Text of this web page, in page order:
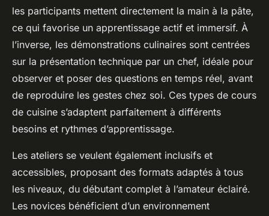
les participants mettent directement la main à la pâte,
ce qui favorise un apprentissage actif et immersif. À
l’inverse, les démonstrations culinaires sont centrées
sur la présentation technique par un chef, idéale pour
observer et poser des questions en temps réel, avant
de reproduire les gestes chez soi. Ces types de cours
de cuisine s’adaptent parfaitement à différents
besoins et rythmes d’apprentissage.
Les ateliers se veulent également inclusifs et
accessibles, proposant des formats adaptés à tous
les niveaux, du débutant complet à l’amateur éclairé.
Les novices bénéficient d’un environnement